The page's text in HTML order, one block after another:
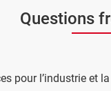
Questions
pour l’industrie et